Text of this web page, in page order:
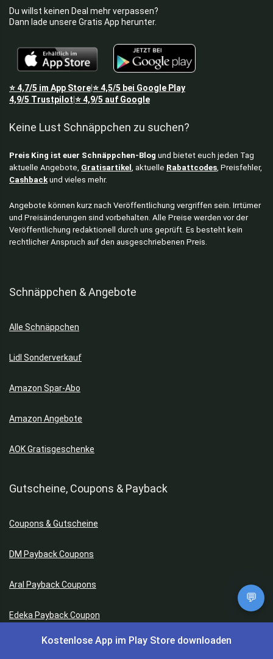
Du willst keinen Deal mehr verpassen?
Dann lade unsere Gratis App herunter.
⭐4,7/5 im App Store⭐4,5/5 bei Google Play
4,9/5 Trustpilot ⭐4,9/5 auf Google
Keine Lust Schnäppchen zu suchen?
Preis King ist euer Schnäppchen-Blog und bietet euch jeden Tag
aktuelle Angebote, Gratisartikel , aktuelle Rabattcodes , Preisfehler,
Cashback und vieles mehr.
Angebote können kurz nach Veröffentlichung vergriffen sein. Irrtümer
und Preisänderungen sind vorbehalten. Alle Preise werden vor der
Veröffentlichung redaktionell durch uns geprüft. Es besteht kein
rechtlicher Anspruch auf den ausgeschriebenen Preis.
Schnäppchen & Angebote
Alle Schnäppchen
Lidl Sonderverkauf
Amazon Spar-Abo
Amazon Angebote
AOK Gratisgeschenke
Gutscheine, Coupons & Payback
Coupons & Gutscheine
DM Payback Coupons
Aral Payback Coupons
Edeka Payback Coupon
Burger King Gutscheine
💬
Kostenlose App im Play Store downloaden